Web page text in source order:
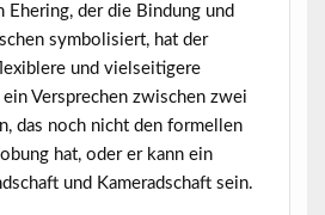
Ehering, der die Bindung und
symbolisiert, hat der
und vielseitigere
Versprechen zwischen zwei
das noch nicht den formellen
hat, oder er kann ein
und Kameradschaft sein.